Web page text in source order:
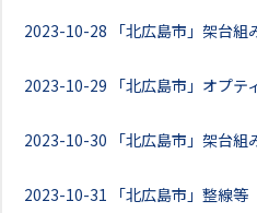
2023-10-28 「北広島市」架台組
2023-10-29 「北広島市」オプ
2023-10-30 「北広島市」架台組
2023-10-31 「北広島市」整線等